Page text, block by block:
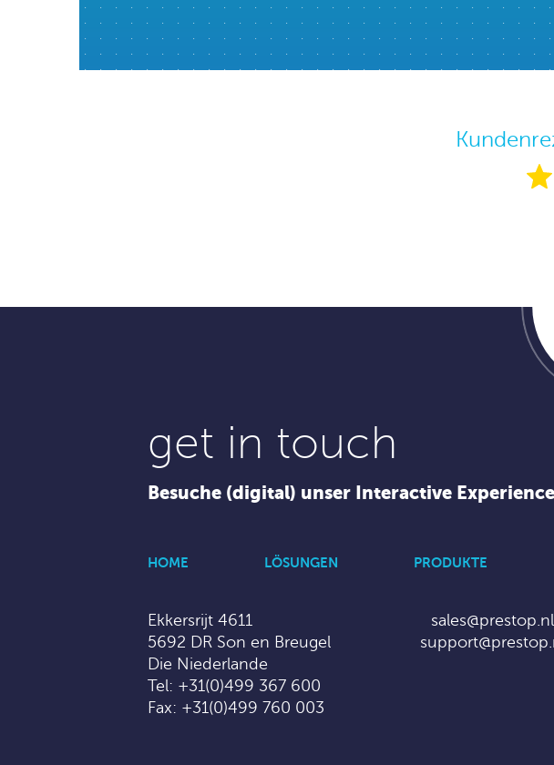
get in touch
Besuche (digital) unser Interactive
HOME LÖSUNGEN PRODUKTE
Ekkersrijt 4611
5692 DR Son en Breugel
Die Niederlande
Tel: +31(0)499 367 600
Fax: +31(0)499 760 003
sales@prestop.nl